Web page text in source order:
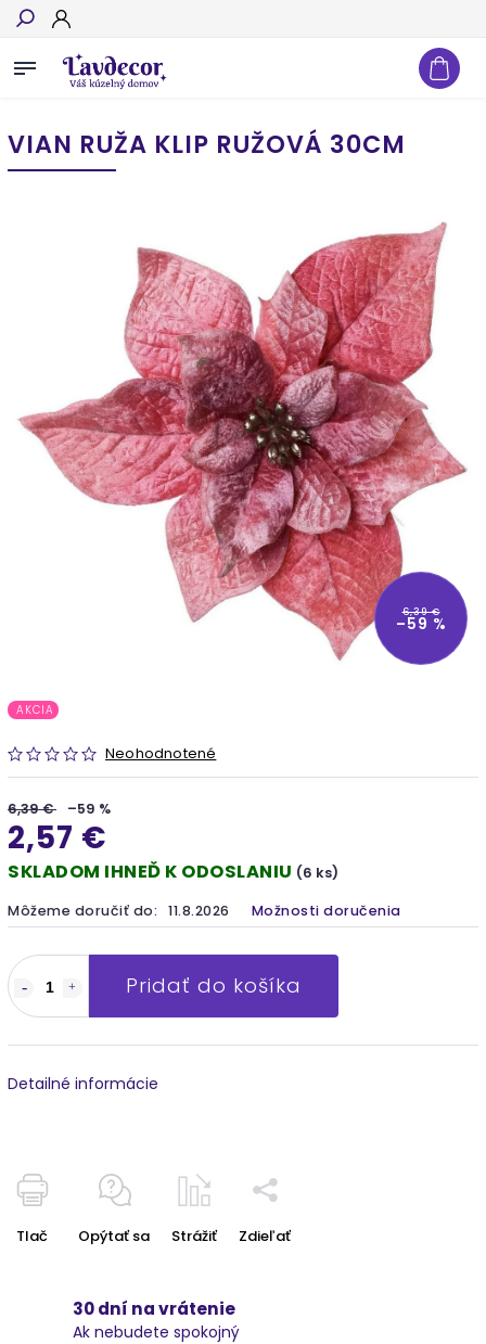
Hľadať
VIAN RUŽA KLIP RUŽOVÁ 30CM
6,39 €
–59 %
AKCIA
Neohodnotené
6,39 € –59 %
2,57 €
SKLADOM IHNEĎ K ODOSLANIU (6 ks)
Môžeme doručiť do: 11.8.2026 Možnosti doručenia
Pridať do košíka
Detailné informácie
Tlač Opýtať sa Strážiť Zdieľať
30 dní na vrátenie
Ak nebudete spokojný